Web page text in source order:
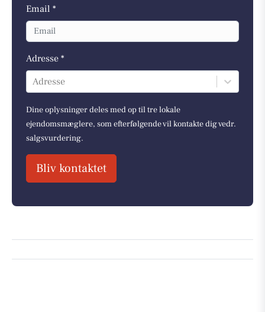
Email *
Adresse *
Adresse
Dine oplysninger deles med op til tre lokale
ejendomsmæglere, som efterfølgende vil kontakte dig vedr.
salgsvurdering.
Bliv kontaktet